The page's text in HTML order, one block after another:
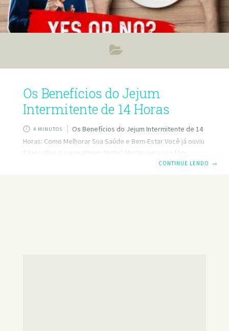
Os Benefícios do Jejum
Intermitente de 14 Horas
4 MINUTOS
Os Benefícios do Jejum Intermitente de 14
Horas: Como Melhorar Sua Saúde e Bem-Estar Você já ouviu
falar sobre o jejum intermitente? Muitas pessoas têm
adotado essa prática como uma forma eficaz de melhorar a
CONTINUE LENDO →